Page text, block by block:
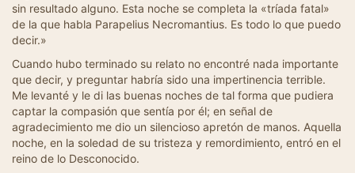
sin resultado alguno. Esta noche se completa la «tríada fatal»
de la que habla Parapelius Necromantius. Es todo lo que puedo
decir.»
Cuando hubo terminado su relato no encontré nada importante
que decir, y preguntar habría sido una impertinencia terrible.
Me levanté y le di las buenas noches de tal forma que pudiera
captar la compasión que sentía por él; en señal de
agradecimiento me dio un silencioso apretón de manos. Aquella
noche, en la soledad de su tristeza y remordimiento, entró en el
reino de lo Desconocido.